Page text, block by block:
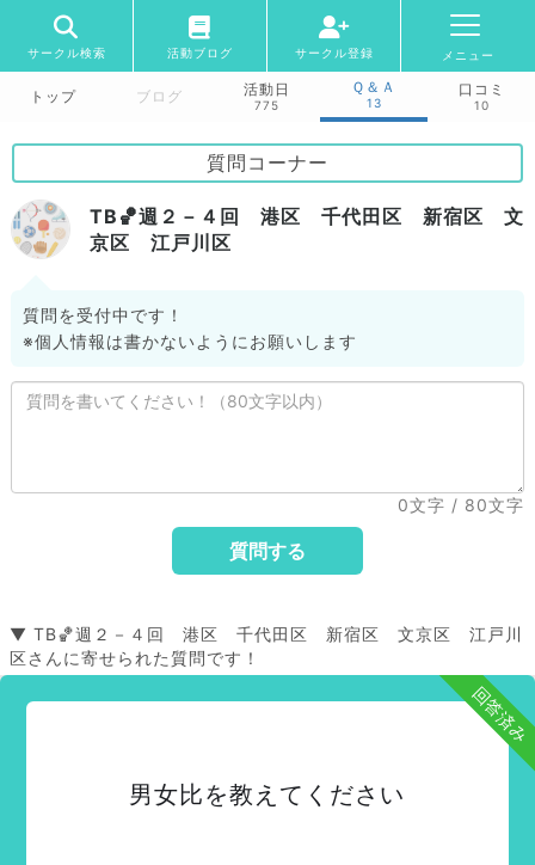
サークル検索 活動ブログ サークル登録 メニュー
トップ ブログ 活動日
775
Ｑ＆Ａ
13
口コミ
10
質問コーナー
TB🏀週２－４回 港区 千代田区 新宿区 文
京区 江戸川区
質問を受付中です！
※個人情報は書かないようにお願いします
0文字 / 80文字
▼ TB🏀週２－４回 港区 千代田区 新宿区 文京区 江戸川
区さんに寄せられた質問です！
回答済み
男女比を教えてください